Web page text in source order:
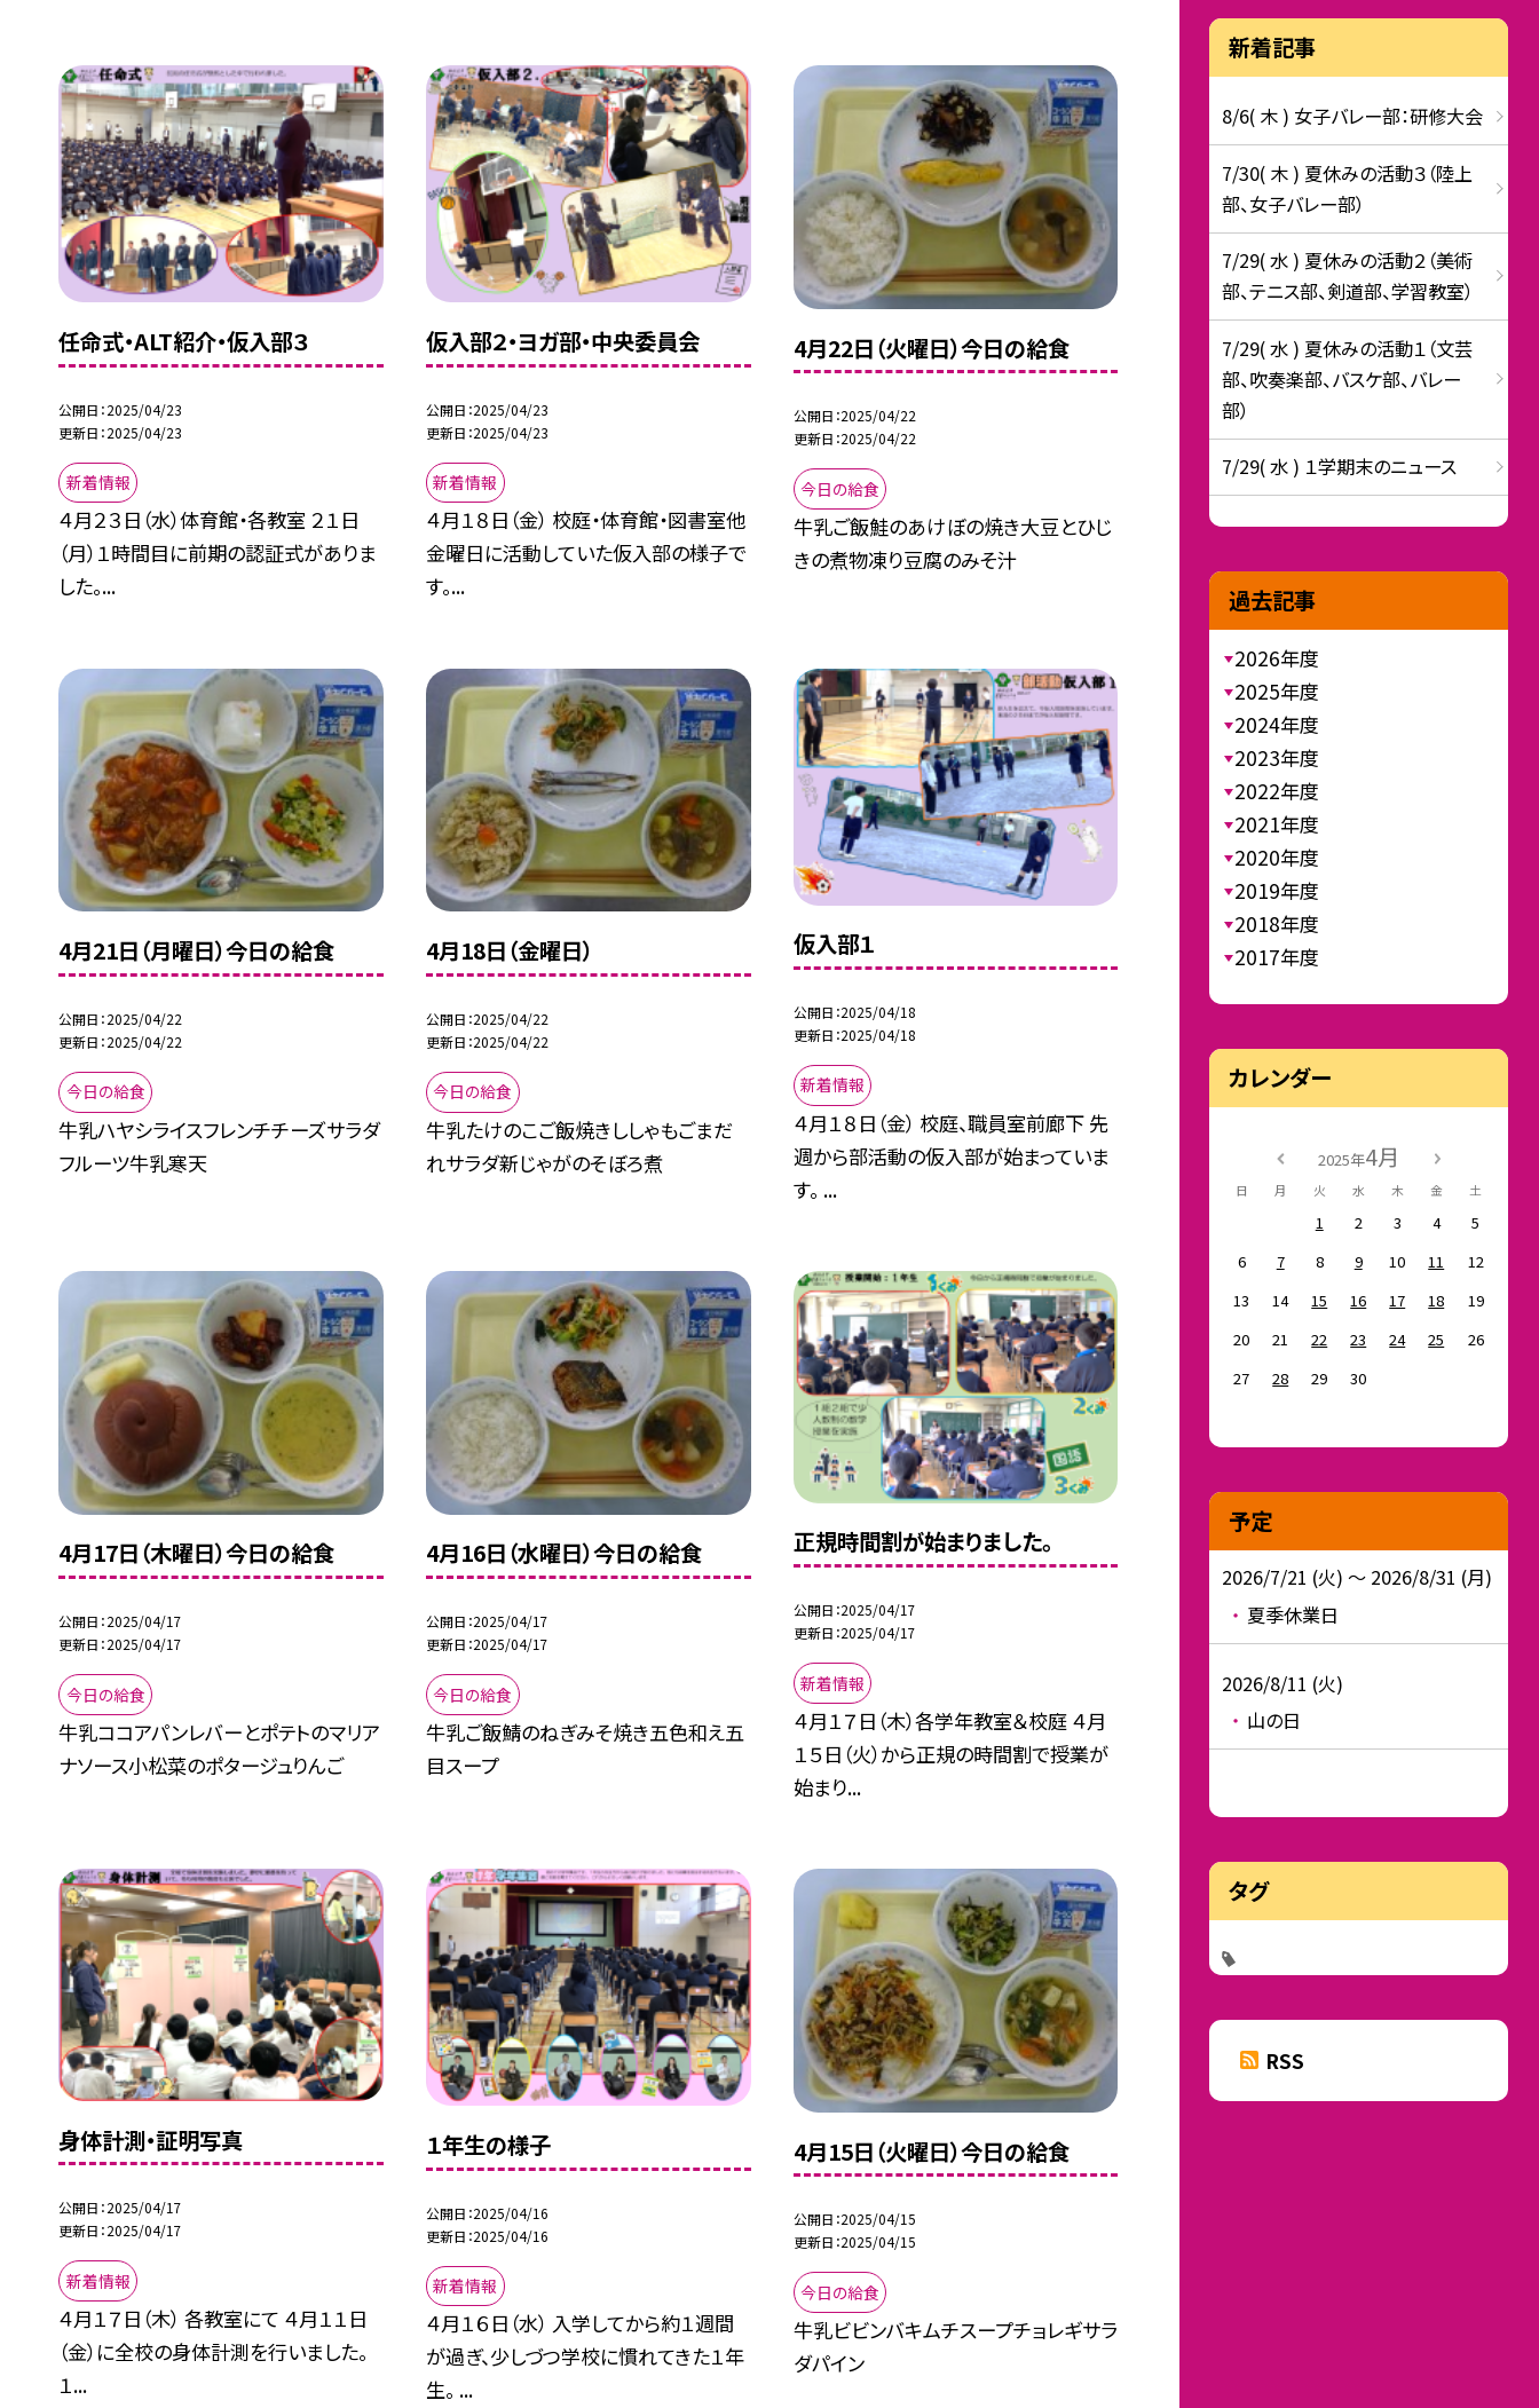
任命式・ALT紹介・仮入部３
公開日 2025/04/23
更新日 2025/04/23
新着情報
４月２３日（水）体育館・各教室 ２１日
（月）１時間目に前期の認証式がありま
した。...
仮入部２・ヨガ部・中央委員会
公開日 2025/04/23
更新日 2025/04/23
新着情報
４月１８日（金） 校庭・体育館・図書室他
金曜日に活動していた仮入部の様子で
す。...
4月22日（火曜日）今日の給食
公開日 2025/04/22
更新日 2025/04/22
今日の給食
牛乳ご飯鮭のあけぼの焼き大豆とひじ
きの煮物凍り豆腐のみそ汁
4月21日（月曜日）今日の給食
公開日 2025/04/22
更新日 2025/04/22
今日の給食
牛乳ハヤシライスフレンチチーズサラダ
フルーツ牛乳寒天
4月18日（金曜日）
公開日 2025/04/22
更新日 2025/04/22
今日の給食
牛乳たけのこご飯焼きししゃもごまだ
れサラダ新じゃがのそぼろ煮
仮入部１
公開日 2025/04/18
更新日 2025/04/18
新着情報
４月１８日（金） 校庭、職員室前廊下 先
週から部活動の仮入部が始まっていま
す。 ...
4月17日（木曜日）今日の給食
公開日 2025/04/17
更新日 2025/04/17
今日の給食
牛乳ココアパンレバーとポテトのマリア
ナソース小松菜のポタージュりんご
4月16日（水曜日）今日の給食
公開日 2025/04/17
更新日 2025/04/17
今日の給食
牛乳ご飯鯖のねぎみそ焼き五色和え五
目スープ
正規時間割が始まりました。
公開日 2025/04/17
更新日 2025/04/17
新着情報
４月１７日（木）各学年教室＆校庭 ４月
１５日（火）から正規の時間割で授業が
始まり...
身体計測・証明写真
公開日 2025/04/17
更新日 2025/04/17
新着情報
４月１７日（木） 各教室にて ４月１１日
（金）に全校の身体計測を行いました。
１...
１年生の様子
公開日 2025/04/16
更新日 2025/04/16
新着情報
４月１６日（水） 入学してから約１週間
が過ぎ、少しづつ学校に慣れてきた１年
生。 ...
4月15日（火曜日）今日の給食
公開日 2025/04/15
更新日 2025/04/15
今日の給食
牛乳ビビンバキムチスープチョレギサラ
ダパイン
新着記事
8/6( 木 ) 女子バレー部：研修大会
7/30( 木 ) 夏休みの活動３（陸上
部、女子バレー部）
7/29( 水 ) 夏休みの活動２（美術
部、テニス部、剣道部、学習教室）
7/29( 水 ) 夏休みの活動１（文芸
部、吹奏楽部、バスケ部、バレー
部）
7/29( 水 ) １学期末のニュース
過去記事
2026年度
2025年度
2024年度
2023年度
2022年度
2021年度
2020年度
2019年度
2018年度
2017年度
カレンダー
2025年4月
日 月 火 水 木 金 土
1 2 3 4
5
6
7 8 9 10 11
12
13
14 15 16 17 18
19
20
21 22 23 24 25
26
27
28 29 30
予定
2026/7/21 (火) ～ 2026/8/31 (月)
夏季休業日
2026/8/11 (火)
山の日
タグ
RSS